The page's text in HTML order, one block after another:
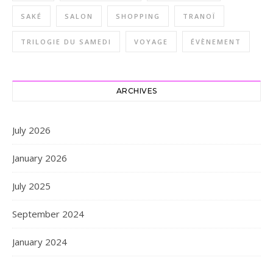
SAKÉ SALON SHOPPING TRANOÏ
TRILOGIE DU SAMEDI VOYAGE ÉVÈNEMENT
ARCHIVES
July 2026
January 2026
July 2025
September 2024
January 2024